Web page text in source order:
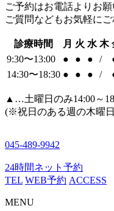
ご予約はお電話よりお願
ご質問などもお気軽にご
診療時間 月 火 水 木
9:30〜13:00
● ● ● /
14:30〜18:30 ● ● ● /
▲ …土曜日のみ14:00～
(※祝日のある週の木曜
045-489-9942
24時間ネット予約
TEL WEB予約 ACCESS
MENU